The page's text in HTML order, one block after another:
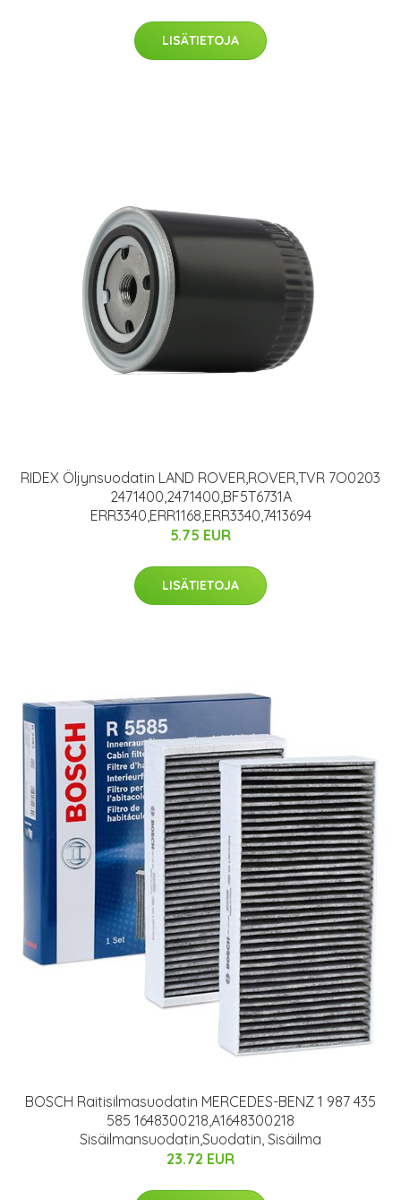
LISÄTIETOJA
RIDEX Öljynsuodatin LAND ROVER,ROVER,TVR 7O0203
2471400,2471400,BF5T6731A
ERR3340,ERR1168,ERR3340,7413694
5.75 EUR
LISÄTIETOJA
BOSCH Raitisilmasuodatin MERCEDES-BENZ 1 987 435
585 1648300218,A1648300218
Sisäilmansuodatin,Suodatin, Sisäilma
23.72 EUR